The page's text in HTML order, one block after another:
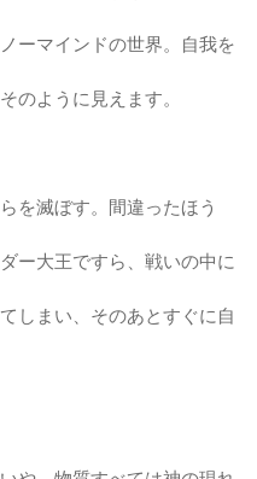
ーマインドの世界。自我を
のように見えます。
を滅ぼす。間違ったほう
ー大王ですら、戦いの中に
しまい、そのあとすぐに自